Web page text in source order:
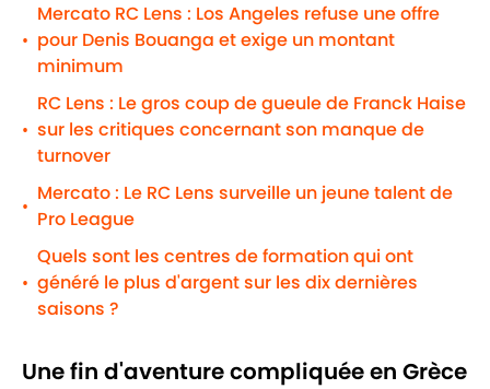
•
Mercato RC Lens : Los Angeles refuse une offre
pour Denis Bouanga et exige un montant
minimum
•
RC Lens : Le gros coup de gueule de Franck Haise
sur les critiques concernant son manque de
turnover
•
Mercato : Le RC Lens surveille un jeune talent de
Pro League
•
Quels sont les centres de formation qui ont
généré le plus d'argent sur les dix dernières
saisons ?
Une fin d'aventure compliquée en Grèce